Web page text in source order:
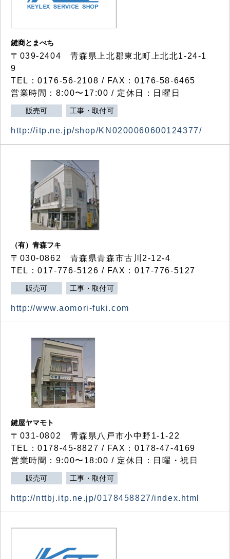
鍵商とまべち
〒039-2404 青森県上北郡東北町上北北1-24-1
9
TEL：0176-56-2108 / FAX：0176-58-6465
営業時間：8:00〜17:00 / 定休日：日曜日
販売可 工事・取付可
http://itp.ne.jp/shop/KN0200060600124377/
（有）青森フキ
〒030-0862 青森県青森市古川2-12-4
TEL：017-776-5126 / FAX：017-776-5127
販売可 工事・取付可
http://www.aomori-fuki.com
鍵屋ヤマモト
〒031-0802 青森県八戸市小中野1-1-22
TEL：0178-45-8827 / FAX：0178-47-4169
営業時間：9:00〜18:00 / 定休日：日曜・祝日
販売可 工事・取付可
http://nttbj.itp.ne.jp/0178458827/index.html